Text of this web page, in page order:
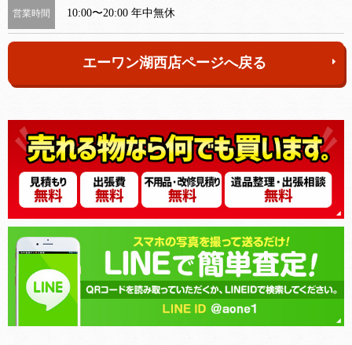
営業時間 10:00〜20:00 年中無休
エーワン湖西店ページへ戻る